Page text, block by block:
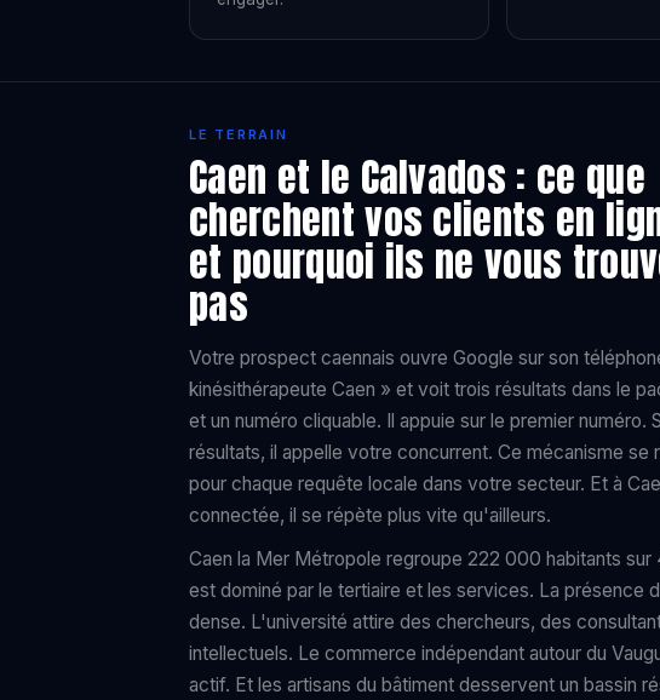
LE TERRAIN
Caen et le Calvados : ce que
cherchent vos clients en
et pourquoi ils ne vous
pas
Votre prospect caennais ouvre Google sur son
kinésithérapeute Caen » et voit trois résultats dans le
et un numéro cliquable. Il appuie sur le premier
résultats, il appelle votre concurrent. Ce mécanisme se
pour chaque requête locale dans votre secteur. Et à
connectée, il se répète plus vite qu'ailleurs.
Caen la Mer Métropole regroupe 222 000 habitants
est dominé par le tertiaire et les services. La présence
dense. L'université attire des chercheurs, des
intellectuels. Le commerce indépendant autour du
actif. Et les artisans du bâtiment desservent un bassin